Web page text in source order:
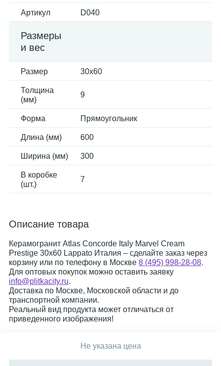
Артикул D040
Размеры
и вес
Размер 30x60
Толщина
(мм)
9
Форма Прямоугольник
Длина (мм) 600
Ширина (мм) 300
В коробке
(шт.)
7
Описание товара
Керамогранит Atlas Concorde Italy Marvel Cream
Prestige 30x60 Lappato Италия – сделайте заказ через
корзину или по телефону в Москве 8 (495) 998-28-08.
Для оптовых покупок можно оставить заявку
info@plitkacity.ru.
Доставка по Москве, Московской области и до
транспортной компании.
Реальный вид продукта может отличаться от
приведенного изображения!
Не указана цена